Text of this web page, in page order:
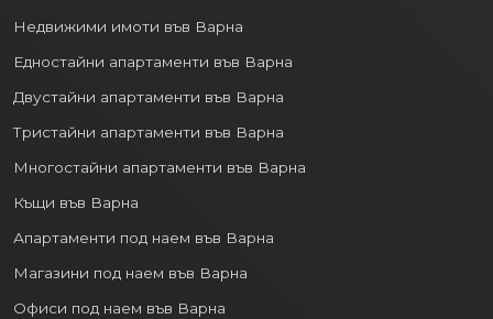
Недвижими имоти във Варна
Едностайни апартаменти във Варна
Двустайни апартаменти във Варна
Тристайни апартаменти във Варна
Многостайни апартаменти във Варна
Къщи във Варна
Апартаменти под наем във Варна
Магазини под наем във Варна
Офиси под наем във Варна